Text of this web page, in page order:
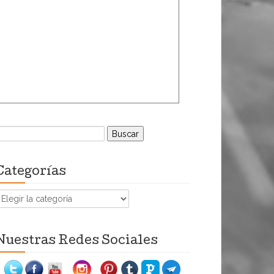
Redes Sociales